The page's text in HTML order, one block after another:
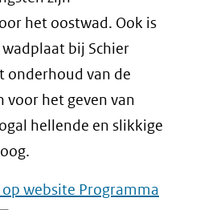
het oostwad. Ook is
bij Schier
onderhoud van de
het geven van
hellende en slikkige
website Programma